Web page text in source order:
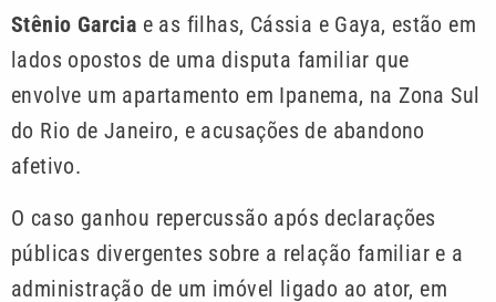
Stênio Garcia e as filhas, Cássia e Gaya, estão em
lados opostos de uma disputa familiar que
envolve um apartamento em Ipanema, na Zona Sul
do Rio de Janeiro, e acusações de abandono
afetivo.
O caso ganhou repercussão após declarações
públicas divergentes sobre a relação familiar e a
administração de um imóvel ligado ao ator, em